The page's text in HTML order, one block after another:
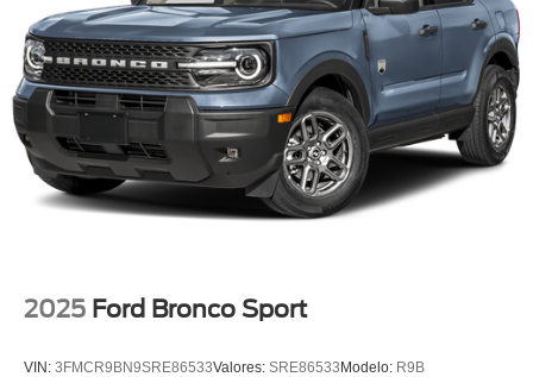
2025 Ford Bronco Sport
VIN: 3FMCR9BN9SRE86533Valores: SRE86533 Modelo: R9B